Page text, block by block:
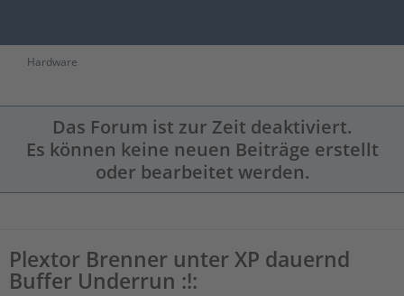
Hardware
Das Forum ist zur Zeit deaktiviert.
Es können keine neuen Beiträge erstellt
oder bearbeitet werden.
Plextor Brenner unter XP dauernd
Buffer Underrun :!: